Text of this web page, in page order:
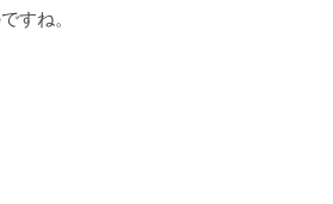
すね。